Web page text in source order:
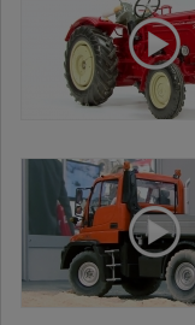
RC-
Failsafe
Anleitung.
Benötigtes
500608233
7,4V/
500608190